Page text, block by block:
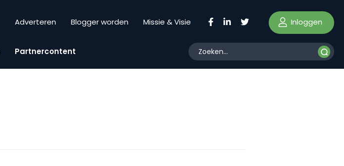
Adverteren Blogger worden Missie & Visie Inloggen
Partnercontent